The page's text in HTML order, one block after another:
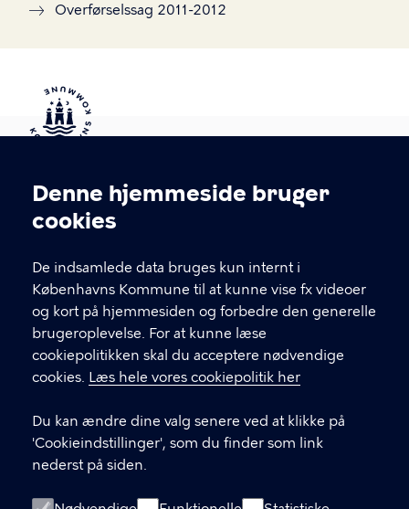
Cookieindstillinger
Denne hjemmeside bruger
cookies
De indsamlede data bruges kun internt i
Københavns Kommune til at kunne vise fx videoer
og kort på hjemmesiden og forbedre den generelle
brugeroplevelse. For at kunne læse
cookiepolitikken skal du acceptere nødvendige
cookies. Læs hele vores cookiepolitik her
Du kan ændre dine valg senere ved at klikke på
'Cookieindstillinger', som du finder som link
nederst på siden.
Overførselssag 2011-2012
Kontakt Københavns Kommune
T
fFind andre kontakter her
CVR-nummer64942212
GENVEJE
Digital Post
Databeskyttelse